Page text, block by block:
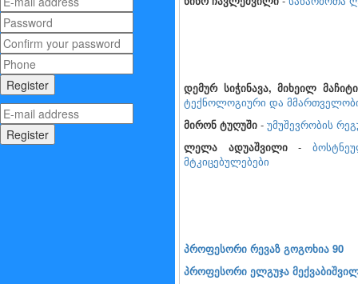
დემურ სიჭინავა, მიხეილ
ტექნოლოგიური და
მირონ ტუღუში - უმუშევრობის
ლელა ადუაშვილი-
მტკიცებულებები
პროფესორი რევაზ გოგოხია 90
პროფესორი ელგუჯა